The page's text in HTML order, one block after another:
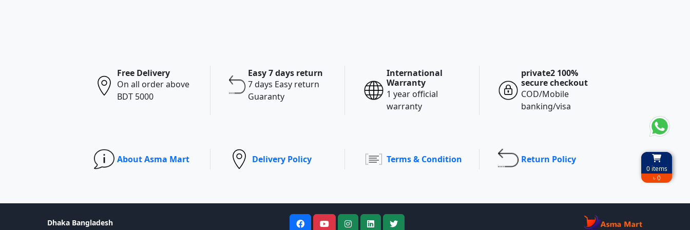
0items
৳ 0
Free Delivery
On all order above
BDT 5000
Easy 7 days return
7 days Easy return
Guaranty
International
Warranty
1 year official
warranty
private2 100%
secure checkout
COD/Mobile
banking/visa
About Asma Mart Delivery Policy Terms & Condition Return Policy
Dhaka Bangladesh